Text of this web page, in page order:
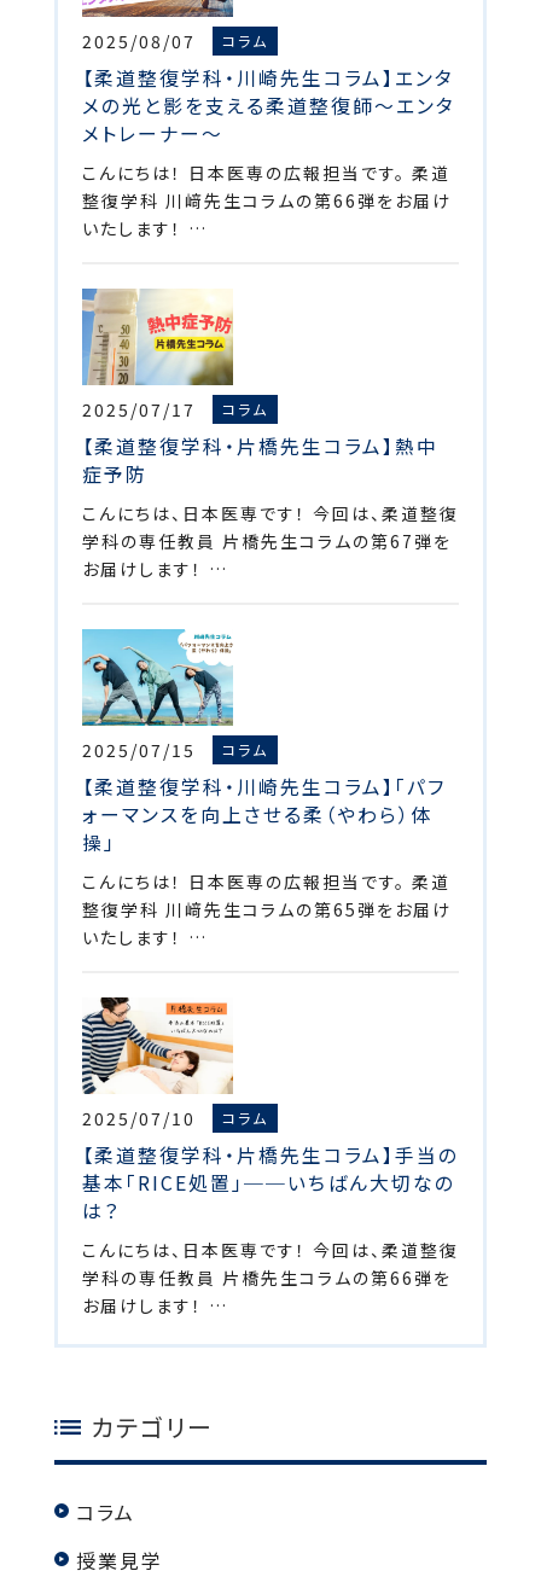
2025/08/07 コラム
【柔道整復学科・川崎先生コラム】エンタ
メの光と影を支える柔道整復師～エンタ
メトレーナー～
こんにちは！ 日本医専の広報担当です。 柔道
整復学科 川﨑先生コラムの第66弾をお届け
いたします！ …
2025/07/17 コラム
【柔道整復学科・片橋先生コラム】熱中
症予防
こんにちは、日本医専です！ 今回は、柔道整復
学科の専任教員 片橋先生コラムの第67弾を
お届けします！ …
2025/07/15 コラム
【柔道整復学科・川崎先生コラム】「パフ
ォーマンスを向上させる柔（やわら）体
操」
こんにちは！ 日本医専の広報担当です。 柔道
整復学科 川﨑先生コラムの第65弾をお届け
いたします！ …
2025/07/10 コラム
【柔道整復学科・片橋先生コラム】手当の
基本「RICE処置」──いちばん大切なの
は？
こんにちは、日本医専です！ 今回は、柔道整復
学科の専任教員 片橋先生コラムの第66弾を
お届けします！ …
カテゴリー
コラム
授業見学